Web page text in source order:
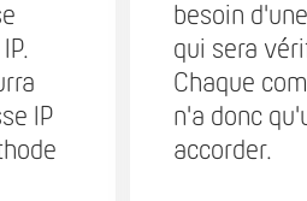
IP
besoin
qui sera
Chaque
n'a donc
accorder.